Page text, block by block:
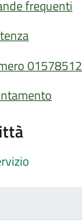
frequenti
01578512